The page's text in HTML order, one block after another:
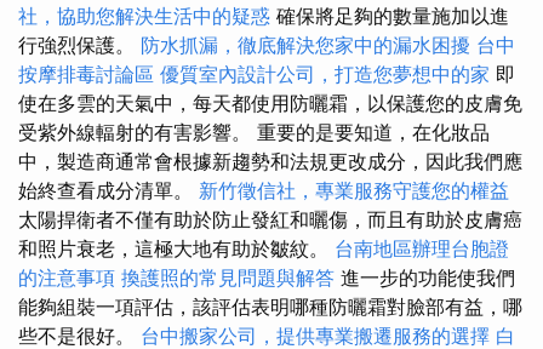
社，協助您解決生活中的疑惑 確保將足夠的數量施加以進
行強烈保護。 防水抓漏，徹底解決您家中的漏水困擾 台中
按摩排毒討論區 優質室內設計公司，打造您夢想中的家 即
使在多雲的天氣中，每天都使用防曬霜，以保護您的皮膚免
受紫外線輻射的有害影響。 重要的是要知道，在化妝品
中，製造商通常會根據新趨勢和法規更改成分，因此我們應
始終查看成分清單。 新竹徵信社，專業服務守護您的權益
太陽捍衛者不僅有助於防止發紅和曬傷，而且有助於皮膚癌
和照片衰老，這極大地有助於皺紋。 台南地區辦理台胞證
的注意事項 換護照的常見問題與解答 進一步的功能使我們
能夠組裝一項評估，該評估表明哪種防曬霜對臉部有益，哪
些不是很好。 台中搬家公司，提供專業搬遷服務的選擇 白